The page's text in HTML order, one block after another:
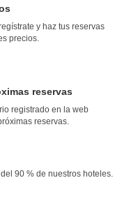
y haz tus reservas
precios.
reservas
registrado en la web
reservas.
90 % de nuestros hoteles.